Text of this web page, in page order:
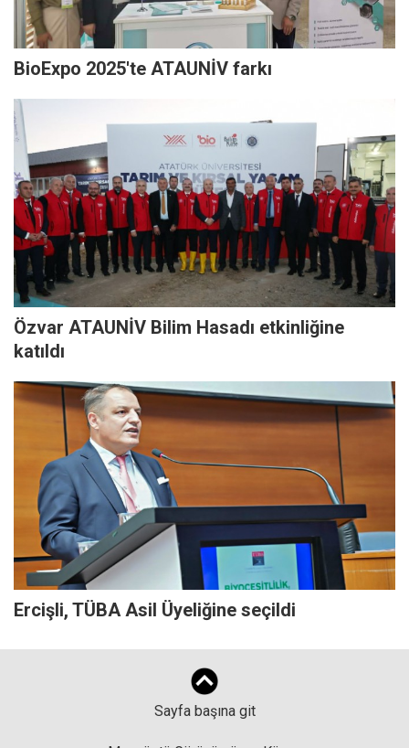
BioExpo 2025'te ATAUNİV farkı
Özvar ATAUNİV Bilim Hasadı etkinliğine
katıldı
Ercişli, TÜBA Asil Üyeliğine seçildi
Sayfa başına git